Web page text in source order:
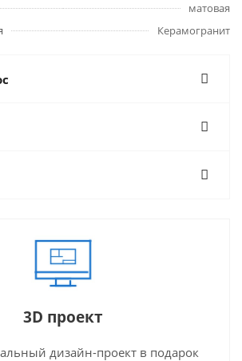
матовая
Керамогранит
3D проект
дизайн-проект в подарок